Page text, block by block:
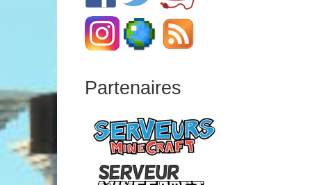
Partenaires